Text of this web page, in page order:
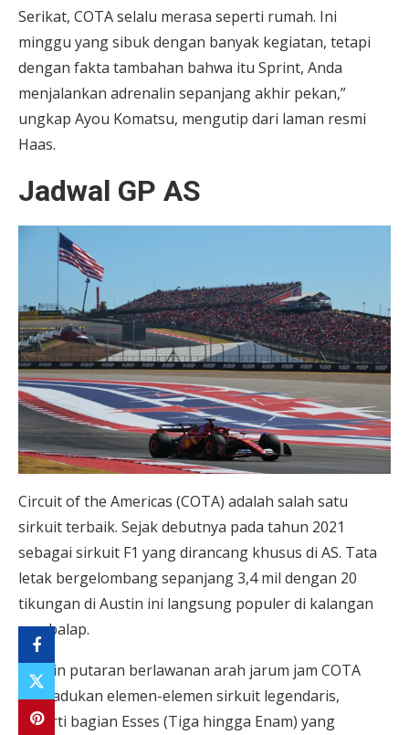
Serikat, COTA selalu merasa seperti rumah. Ini
minggu yang sibuk dengan banyak kegiatan, tetapi
dengan fakta tambahan bahwa itu Sprint, Anda
menjalankan adrenalin sepanjang akhir pekan,”
ungkap Ayou Komatsu, mengutip dari laman resmi
Haas.
Jadwal GP AS
Circuit of the Americas (COTA) adalah salah satu
sirkuit terbaik. Sejak debutnya pada tahun 2021
sebagai sirkuit F1 yang dirancang khusus di AS. Tata
letak bergelombang sepanjang 3,4 mil dengan 20
tikungan di Austin ini langsung populer di kalangan
pembalap.
Desain putaran berlawanan arah jarum jam COTA
memadukan elemen-elemen sirkuit legendaris,
seperti bagian Esses (Tiga hingga Enam) yang